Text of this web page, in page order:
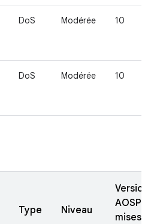
DoS Modérée 10
DoS Modérée 10
Type Niveau
AOSP
mises à